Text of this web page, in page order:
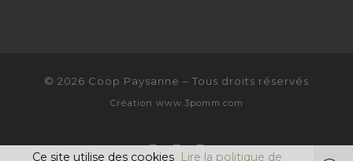
© 2026 Coop Paysanne – Tous droits réservés
Création www.3pomm.com
Ce site utilise des cookies Lire la politique de